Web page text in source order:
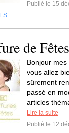
Publié le 15
de Fêtes
Bonjour
vous allez
sûrement
passé en
articles
Lire la suite
Publié le 12